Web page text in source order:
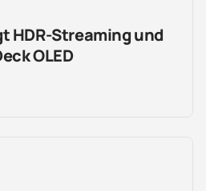
HDR-Streaming und
OLED